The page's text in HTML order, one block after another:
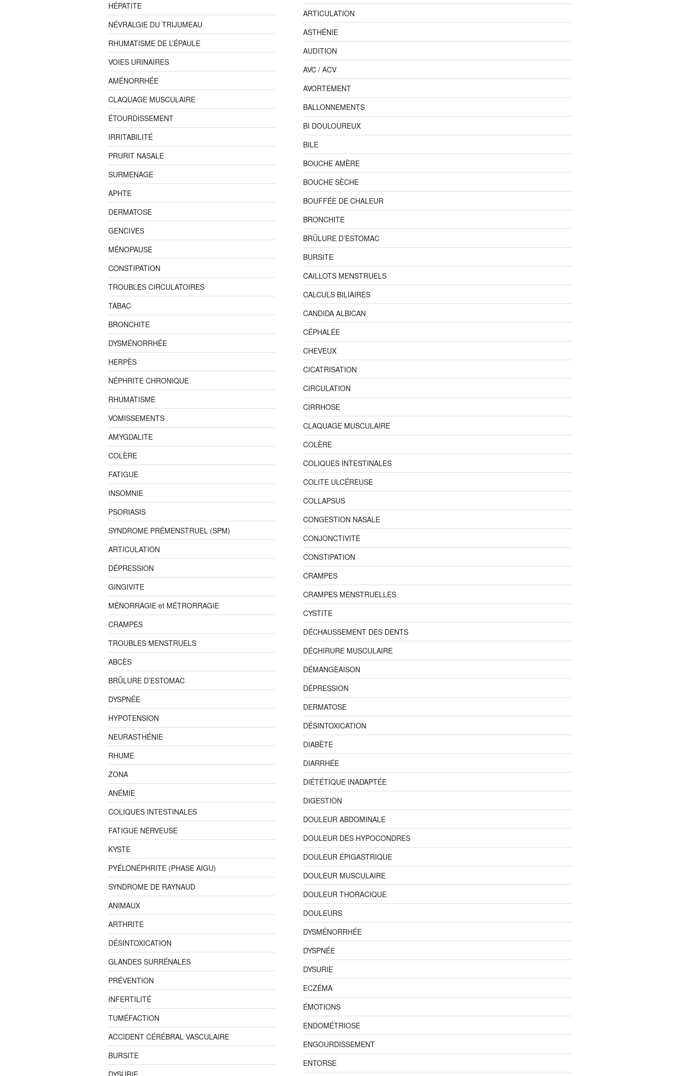
HÉPATITE
NÉVRALGIE DU TRIJUMEAU
RHUMATISME DE L’ÉPAULE
VOIES URINAIRES
AMÉNORRHÉE
CLAQUAGE MUSCULAIRE
ÉTOURDISSEMENT
IRRITABILITÉ
PRURIT NASALE
SURMENAGE
APHTE
DERMATOSE
GENCIVES
MÉNOPAUSE
CONSTIPATION
TROUBLES CIRCULATOIRES
TABAC
BRONCHITE
DYSMÉNORRHÉE
HERPÈS
NÉPHRITE CHRONIQUE
RHUMATISME
VOMISSEMENTS
AMYGDALITE
COLÈRE
FATIGUE
INSOMNIE
PSORIASIS
SYNDROME PRÉMENSTRUEL (SPM)
ARTICULATION
DÉPRESSION
GINGIVITE
MÉNORRAGIE et MÉTRORRAGIE
CRAMPES
TROUBLES MENSTRUELS
ABCÈS
BRÛLURE D’ESTOMAC
DYSPNÉE
HYPOTENSION
NEURASTHÉNIE
RHUME
ZONA
ANÉMIE
COLIQUES INTESTINALES
FATIGUE NERVEUSE
KYSTE
PYÉLONÉPHRITE (PHASE AIGU)
SYNDROME DE RAYNAUD
ANIMAUX
ARTHRITE
DÉSINTOXICATION
GLANDES SURRÉNALES
PRÉVENTION
INFERTILITÉ
TUMÉFACTION
ACCIDENT CÉRÉBRAL VASCULAIRE
BURSITE
DYSURIE
ARTICULATION
ASTHÉNIE
AUDITION
AVC / ACV
AVORTEMENT
BALLONNEMENTS
BI DOULOUREUX
BILE
BOUCHE AMÈRE
BOUCHE SÈCHE
BOUFFÉE DE CHALEUR
BRONCHITE
BRÛLURE D’ESTOMAC
BURSITE
CAILLOTS MENSTRUELS
CALCULS BILIAIRES
CANDIDA ALBICAN
CÉPHALÉE
CHEVEUX
CICATRISATION
CIRCULATION
CIRRHOSE
CLAQUAGE MUSCULAIRE
COLÈRE
COLIQUES INTESTINALES
COLITE ULCÉREUSE
COLLAPSUS
CONGESTION NASALE
CONJONCTIVITE
CONSTIPATION
CRAMPES
CRAMPES MENSTRUELLES
CYSTITE
DÉCHAUSSEMENT DES DENTS
DÉCHIRURE MUSCULAIRE
DÉMANGEAISON
DÉPRESSION
DERMATOSE
DÉSINTOXICATION
DIABÈTE
DIARRHÉE
DIÉTÉTIQUE INADAPTÉE
DIGESTION
DOULEUR ABDOMINALE
DOULEUR DES HYPOCONDRES
DOULEUR ÉPIGASTRIQUE
DOULEUR MUSCULAIRE
DOULEUR THORACIQUE
DOULEURS
DYSMÉNORRHÉE
DYSPNÉE
DYSURIE
ECZÉMA
ÉMOTIONS
ENDOMÉTRIOSE
ENGOURDISSEMENT
ENTORSE